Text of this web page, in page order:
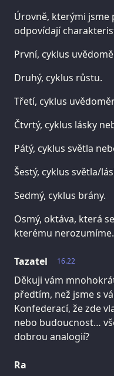
Úrovně, kterými
odpovídají
První, cyklus
Druhý, cyklus růstu.
Třetí, cyklus
Čtvrtý, cyklus lásky
Pátý, cyklus světla
Šestý, cyklus světla/
Sedmý, cyklus brány.
Osmý, oktáva, která
kterému nerozumíme.
16.22
Tazatel
Děkuji vám
předtím, než jsme s
Konfederací, že zde
nebo budoucnost…
dobrou analogií?
Ra